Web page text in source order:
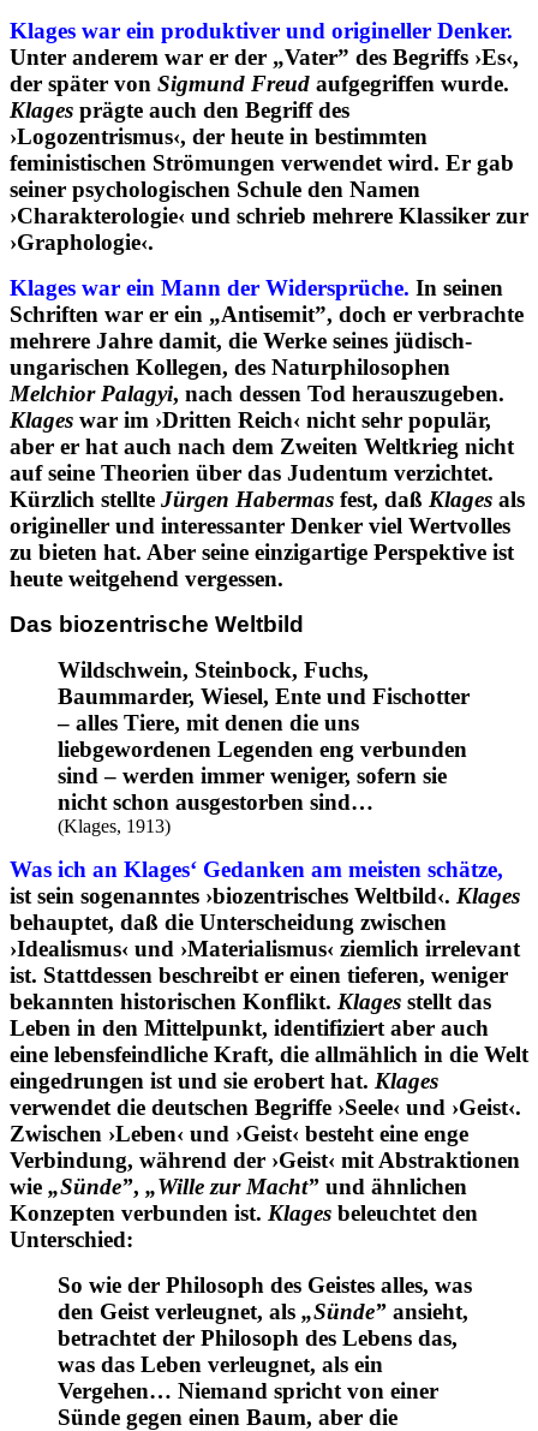
Klages war ein produktiver und origineller Denker.
Unter anderem war er der „Vater” des Begriffs ›Es‹,
der später von Sigmund Freud aufgegriffen wurde.
Klages prägte auch den Begriff des
›Logozentrismus‹, der heute in bestimmten
feministischen Strömungen verwendet wird. Er gab
seiner psychologischen Schule den Namen
›Charakterologie‹ und schrieb mehrere Klassiker zur
›Graphologie‹.
Klages war ein Mann der Widersprüche. In seinen
Schriften war er ein „Antisemit”, doch er verbrachte
mehrere Jahre damit, die Werke seines jüdisch-
ungarischen Kollegen, des Naturphilosophen
Melchior Palagyi, nach dessen Tod herauszugeben.
Klages war im ›Dritten Reich‹ nicht sehr populär,
aber er hat auch nach dem Zweiten Weltkrieg nicht
auf seine Theorien über das Judentum verzichtet.
Kürzlich stellte Jürgen Habermas fest, daß Klages als
origineller und interessanter Denker viel Wertvolles
zu bieten hat. Aber seine einzigartige Perspektive ist
heute weitgehend vergessen.
Das biozentrische Weltbild
Wildschwein, Steinbock, Fuchs,
Baummarder, Wiesel, Ente und Fischotter
– alles Tiere, mit denen die uns
liebgewordenen Legenden eng verbunden
sind – werden immer weniger, sofern sie
nicht schon ausgestorben sind…
(Klages, 1913)
Was ich an Klages‘ Gedanken am meisten schätze,
ist sein sogenanntes ›biozentrisches Weltbild‹. Klages
behauptet, daß die Unterscheidung zwischen
›Idealismus‹ und ›Materialismus‹ ziemlich irrelevant
ist. Stattdessen beschreibt er einen tieferen, weniger
bekannten historischen Konflikt. Klages stellt das
Leben in den Mittelpunkt, identifiziert aber auch
eine lebensfeindliche Kraft, die allmählich in die Welt
eingedrungen ist und sie erobert hat. Klages
verwendet die deutschen Begriffe ›Seele‹ und ›Geist‹.
Zwischen ›Leben‹ und ›Geist‹ besteht eine enge
Verbindung, während der ›Geist‹ mit Abstraktionen
wie „Sünde”, „Wille zur Macht” und ähnlichen
Konzepten verbunden ist. Klages beleuchtet den
Unterschied:
So wie der Philosoph des Geistes alles, was
den Geist verleugnet, als „Sünde” ansieht,
betrachtet der Philosoph des Lebens das,
was das Leben verleugnet, als ein
Vergehen… Niemand spricht von einer
Sünde gegen einen Baum, aber die